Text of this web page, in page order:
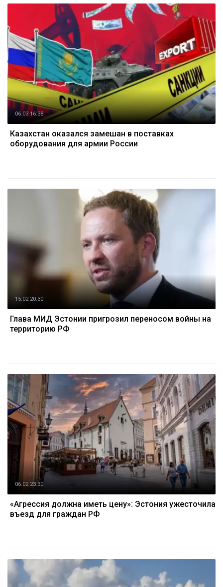
06.03 16:38
Казахстан оказался замешан в поставках
оборудования для армии России
15.02 20:30
Глава МИД Эстонии пригрозил переносом войны на
территорию РФ
06.02 23:30
«Агрессия должна иметь цену»: Эстония ужесточила
въезд для граждан РФ